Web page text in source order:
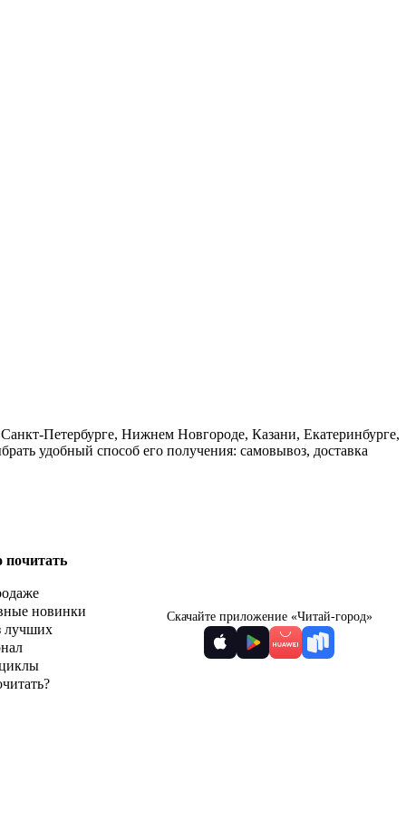
Петербурге, Нижнем Новгороде, Казани, Екатеринбурге,
удобный способ его получения: самовывоз, доставка
почитать
новинки
лучших
Скачайте приложение «Читай-город»